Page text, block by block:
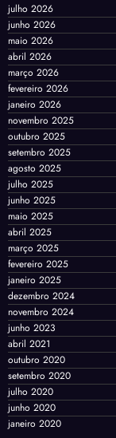
julho 2026
junho 2026
maio 2026
abril 2026
março 2026
fevereiro 2026
janeiro 2026
novembro 2025
outubro 2025
setembro 2025
agosto 2025
julho 2025
junho 2025
maio 2025
abril 2025
março 2025
fevereiro 2025
janeiro 2025
dezembro 2024
novembro 2024
junho 2023
abril 2021
outubro 2020
setembro 2020
julho 2020
junho 2020
janeiro 2020